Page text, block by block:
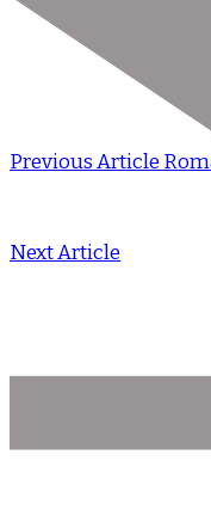
Previous Article
Next Article